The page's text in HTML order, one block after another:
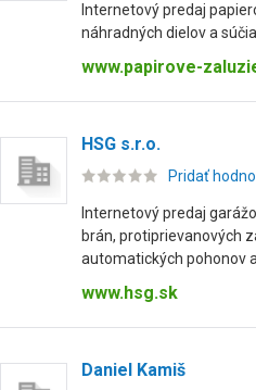
Internetový predaj
náhradných dielov a
www.papirove-
HSG s.r.o.
Pridať
Internetový predaj
brán, protiprievanových
automatických pohonov
www.hsg.sk
Daniel Kamiš